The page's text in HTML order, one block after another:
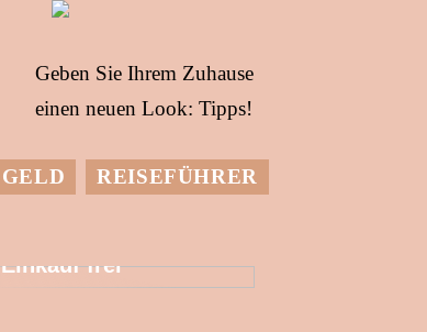
Geben Sie Ihrem Zuhause
einen neuen Look: Tipps!
GELD REISEFÜHRER
Setzen Sie mehr
Einkauf frei